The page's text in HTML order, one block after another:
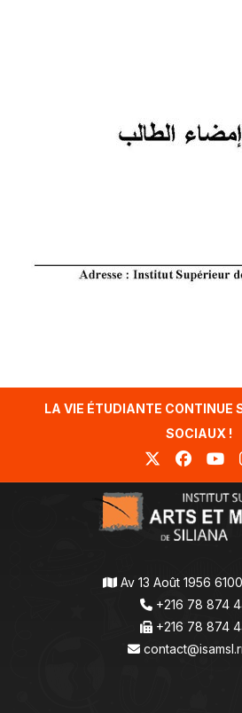
LA VIE ÉTUDIANTE CONTINUE
SOCIAUX !
Av 13 Août 1956
+216 78 874
+216 78 874